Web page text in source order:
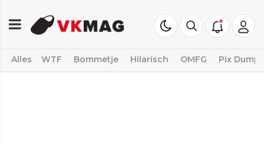
Alles WTF Bommetje Hilarisch OMFG Pix Dump